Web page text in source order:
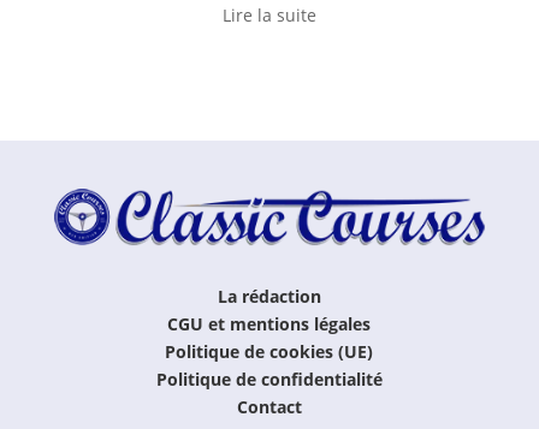
Lire la suite
La rédaction
CGU et mentions légales
Politique de cookies (UE)
Politique de confidentialité
Contact